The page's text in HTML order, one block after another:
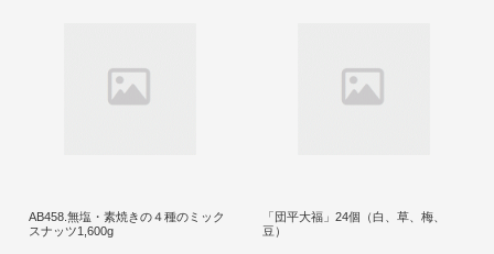
AB458.無塩・素焼きの４種のミック
スナッツ1,600g
「団平大福」24個（白、草、梅、
豆）